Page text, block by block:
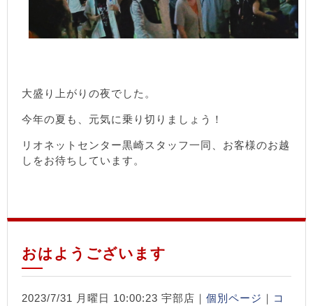
大盛り上がりの夜でした。
今年の夏も、元気に乗り切りましょう！
リオネットセンター黒崎スタッフ一同、お客様のお越
しをお待ちしています。
おはようございます
2023/7/31 月曜日 10:00:23 宇部店｜ 個別ページ ｜ コ